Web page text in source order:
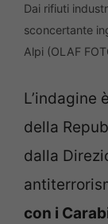
Dai rifiuti
sconcertante
Alpi (OLAF
L’indagine
della
dalla
con i